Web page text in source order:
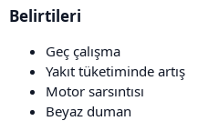
Belirtileri​
Geç çalışma
Yakıt tüketiminde artış
Motor sarsıntısı
Beyaz duman